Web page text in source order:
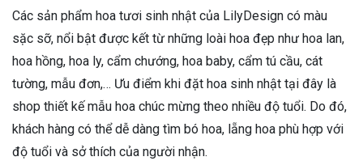
Các sản phẩm hoa tươi sinh nhật của LilyDesign có màu
sặc sỡ, nổi bật được kết từ những loài hoa đẹp như hoa lan,
hoa hồng, hoa ly, cẩm chướng, hoa baby, cẩm tú cầu, cát
tường, mẫu đơn,… Ưu điểm khi đặt hoa sinh nhật tại đây là
shop thiết kế mẫu hoa chúc mừng theo nhiều độ tuổi. Do đó,
khách hàng có thể dễ dàng tìm bó hoa, lẵng hoa phù hợp với
độ tuổi và sở thích của người nhận.